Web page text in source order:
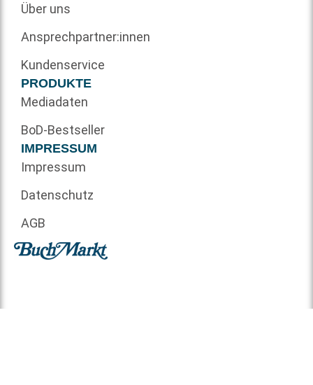
Über uns
Ansprechpartner:innen
Kundenservice
PRODUKTE
Mediadaten
BoD-Bestseller
IMPRESSUM
Impressum
Datenschutz
AGB